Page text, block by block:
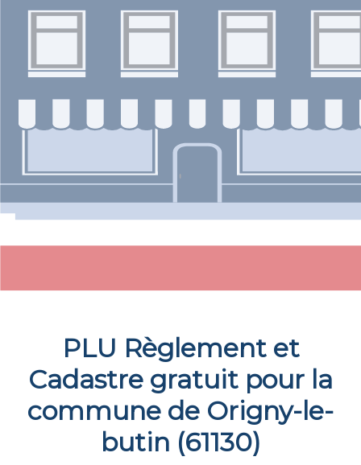
PLU Règlement et
Cadastre gratuit pour la
commune de Origny-le-
butin (61130)